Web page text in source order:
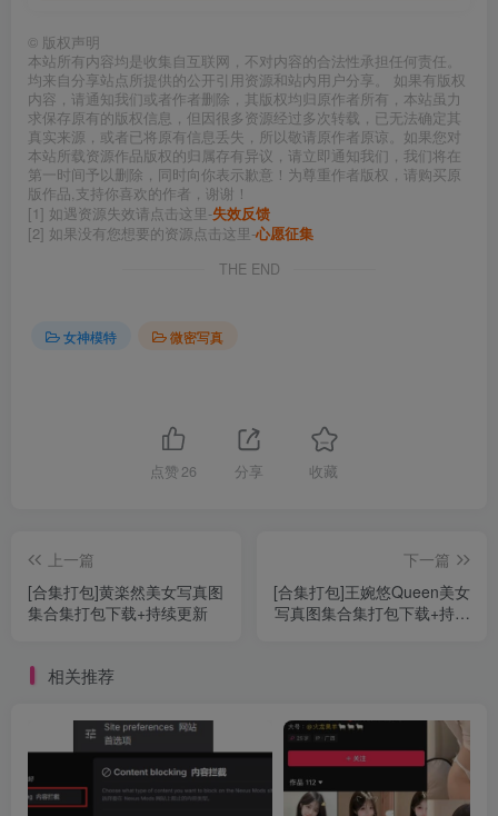
© 版权声明
本站所有内容均是收集自互联网，不对内容的合法性承担任何责任。
均来自分享站点所提供的公开引用资源和站内用户分享。 如果有版权
内容，请通知我们或者作者删除，其版权均归原作者所有，本站虽力
求保存原有的版权信息，但因很多资源经过多次转载，已无法确定其
真实来源，或者已将原有信息丢失，所以敬请原作者原谅。如果您对
本站所载资源作品版权的归属存有异议，请立即通知我们，我们将在
第一时间予以删除，同时向你表示歉意！为尊重作者版权，请购买原
版作品,支持你喜欢的作者，谢谢！
[1] 如遇资源失效请点击这里-失效反馈
[2] 如果没有您想要的资源点击这里-心愿征集
THE END
女神模特 微密写真
点赞 26 分享 收藏
上一篇
[合集打包]黄楽然美女写真图
集合集打包下载+持续更新
下一篇
[合集打包]王婉悠Queen美女
写真图集合集打包下载+持续
相关推荐